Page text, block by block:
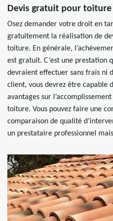
Devis gratuit pour toiture
Osez demander votre droit en
gratuitement la réalisation de
toiture. En générale,
est gratuit. C’est une prestation
devraient effectuer sans frais ni
client, vous devrez être capable
avantages sur
toiture. Vous pouvez faire une
comparaison de qualité
un prestataire professionnel